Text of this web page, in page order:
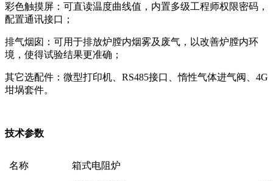
彩色触摸屏：可直读温度曲线值，内置多级工程师权限密码，
配置通讯接口；
排气烟囱：可用于排放炉膛内烟雾及废气，以改善炉膛内环
境，使得试验结果更准确；
其它选配件：微型打印机、RS485接口、惰性气体进气阀、4G
坩埚套件。
技术参数
名称 箱式电阻炉